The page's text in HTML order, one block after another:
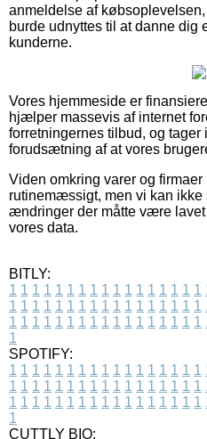
anmeldelse af
burde udnyttes til at danne dig
kunderne.
Vores hjemmeside er
hjælper massevis af internet
forretningernes tilbud, og
forudsætning af at vores
Viden omkring varer og
rutinemæssigt, men vi kan ikke
ændringer der måtte være
vores data.
BITLY:
1 1 1 1 1 1 1 1 1 1 1 1 1 1 1 1 1
1 1 1 1 1 1 1 1 1 1 1 1 1 1 1 1 1
1 1 1 1 1 1 1 1 1 1 1 1 1 1 1 1 1
1
SPOTIFY:
1 1 1 1 1 1 1 1 1 1 1 1 1 1 1 1 1
1 1 1 1 1 1 1 1 1 1 1 1 1 1 1 1 1
1 1 1 1 1 1 1 1 1 1 1 1 1 1 1 1 1
1
CUTTLY BIO: